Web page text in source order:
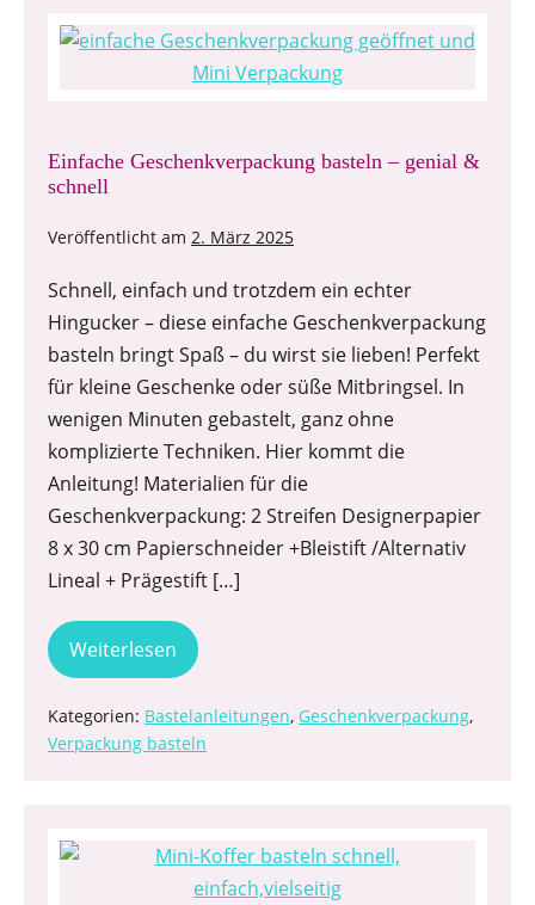
Einfache Geschenkverpackung basteln – genial &
schnell
Veröffentlicht am 2. März 2025
Schnell, einfach und trotzdem ein echter
Hingucker – diese einfache Geschenkverpackung
basteln bringt Spaß – du wirst sie lieben! Perfekt
für kleine Geschenke oder süße Mitbringsel. In
wenigen Minuten gebastelt, ganz ohne
komplizierte Techniken. Hier kommt die
Anleitung! Materialien für die
Geschenkverpackung: 2 Streifen Designerpapier
8 x 30 cm Papierschneider +Bleistift /Alternativ
Lineal + Prägestift […]
Weiterlesen
Kategorien: Bastelanleitungen, Geschenkverpackung,
Verpackung basteln